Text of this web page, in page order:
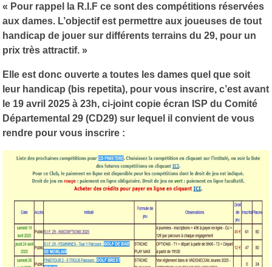
« Pour rappel la R.I.F ce sont des compétitions réservées
aux dames. L’objectif est permettre aux joueuses de tout
handicap de jouer sur différents terrains du 29, pour un
prix très attractif. »
Elle est donc ouverte a toutes les dames quel que soit
leur handicap (bis repetita), pour vous inscrire, c’est avant
le 19 avril 2025 à 23h, ci-joint copie écran ISP du Comité
Départemental 29 (CD29) sur lequel il convient de vous
rendre pour vous inscrire :